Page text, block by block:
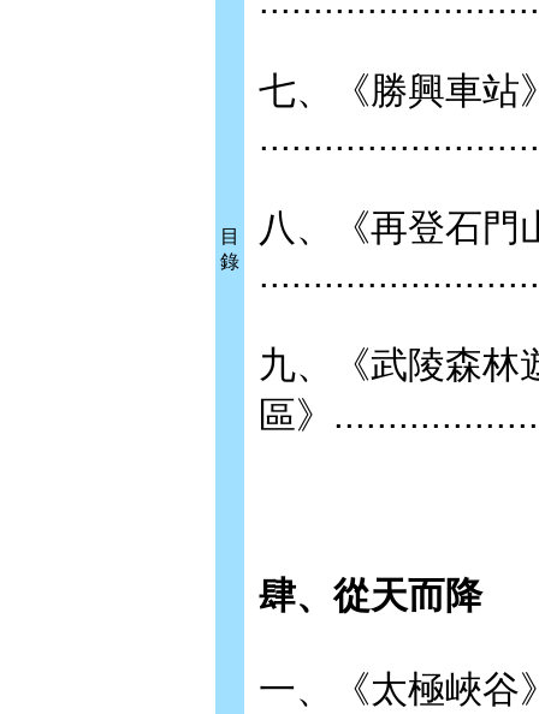
目
錄
七、《勝興車站
八、《再登石門
九、《武陵森林
區》
肆、從天而降
一、《太極峽谷